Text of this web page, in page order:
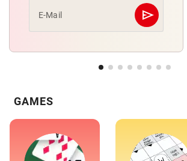
E-Mail send
Abschicken
GAMES